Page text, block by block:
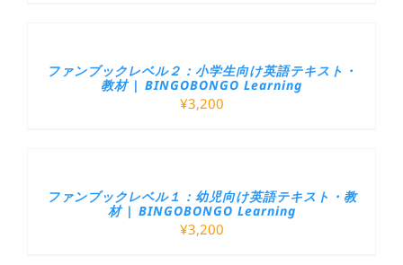
ファンブックレベル２：小学生向け英語テキスト・
教材 | BINGOBONGO Learning
¥3,200
ファンブックレベル１：幼児向け英語テキスト・教
材 | BINGOBONGO Learning
¥3,200